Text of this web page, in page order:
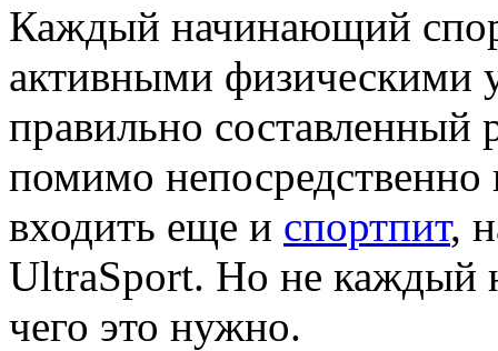
Каждый начинающий
активными физическими
правильно
помимо непосредственно
входить еще и спортпит,
UltraSport. Но не каждый
чего это нужно.